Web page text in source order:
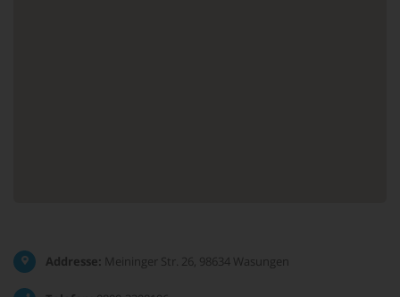
Addresse: Meininger Str. 26, 98634 Wasungen